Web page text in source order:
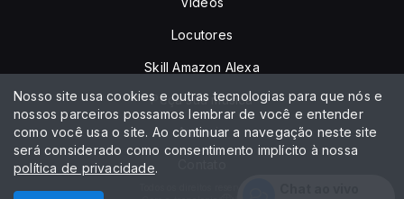
Locutores
Skill Amazon Alexa
Peça sua música
Anuncie
Nosso site usa cookies e outras tecnologias para que nós e
nossos parceiros possamos lembrar de você e entender
como você usa o site. Ao continuar a navegação neste site
será considerado como consentimento implícito à nossa
política de privacidade.